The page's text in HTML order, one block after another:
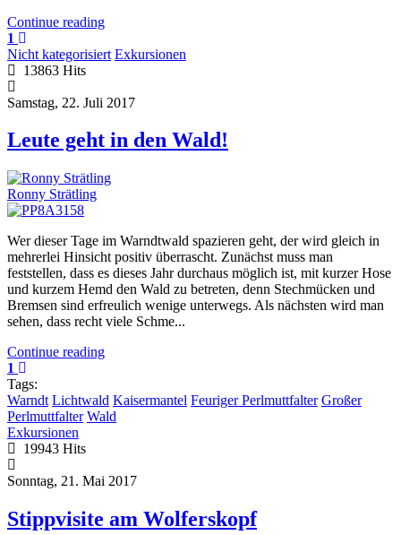
Continue reading
1
Nicht kategorisiert Exkursionen
13863 Hits
Samstag, 22. Juli 2017
Leute geht in den Wald!
Ronny Strätling
Wer dieser Tage im Warndtwald spazieren geht, der wird gleich in
mehrerlei Hinsicht positiv überrascht. Zunächst muss man
feststellen, dass es dieses Jahr durchaus möglich ist, mit kurzer Hose
und kurzem Hemd den Wald zu betreten, denn Stechmücken und
Bremsen sind erfreulich wenige unterwegs. Als nächsten wird man
sehen, dass recht viele Schme...
Continue reading
1
Tags:
Warndt Lichtwald Kaisermantel Feuriger Perlmuttfalter Großer
Perlmuttfalter Wald
Exkursionen
19943 Hits
Sonntag, 21. Mai 2017
Stippvisite am Wolferskopf